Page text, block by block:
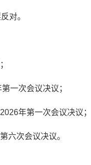
对。
一次会议决议；
年第一次会议决议；
六次会议决议。